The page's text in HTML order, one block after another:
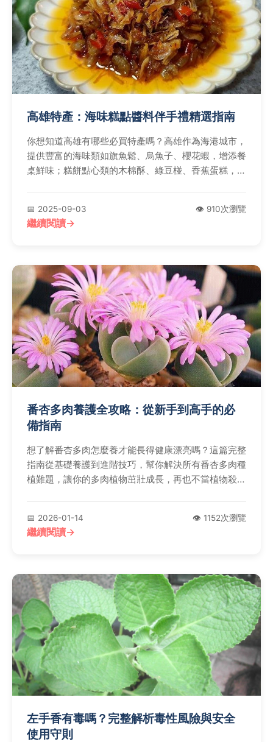
高雄特產：海味糕點醬料伴手禮精選指南
你想知道高雄有哪些必買特產嗎？高雄作為海港城市，
提供豐富的海味類如旗魚鬆、烏魚子、櫻花蝦，增添餐
桌鮮味；糕餅點心類的木棉酥、綠豆椪、香蕉蛋糕，帶
佳選擇，讓您輕鬆體驗高雄在地風味。
📅 2025-09-03 👁️ 910次瀏覽
繼續閱讀
番杏多肉養護全攻略：從新手到高手的必
備指南
想了解番杏多肉怎麼養才能長得健康漂亮嗎？這篇完整
指南從基礎養護到進階技巧，幫你解決所有番杏多肉種
植難題，讓你的多肉植物茁壯成長，再也不當植物殺
📅 2026-01-14 👁️ 1152次瀏覽
繼續閱讀
左手香有毒嗎？完整解析毒性風險與安全
使用守則